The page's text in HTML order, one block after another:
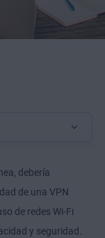
debería
de una VPN
de redes Wi-Fi
y seguridad.